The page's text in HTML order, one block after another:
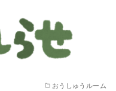
おうしゅうルーム